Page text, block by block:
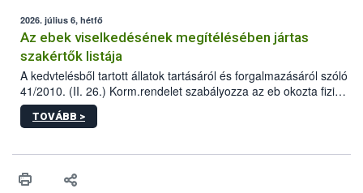
2026. július 6, hétfő
Az ebek viselkedésének megítélésében jártas
szakértők listája
A kedvtelésből tartott állatok tartásáról és forgalmazásáról szóló
41/2010. (II. 26.) Korm.rendelet szabályozza az eb okozta fizikai
sérülés, illetve ennek veszélye keletkezésekor felmerülő
hatósági feladatokat, valamint a veszélyes eb tartását és annak
vonni az ebek viselkedésének megítélésében jártas szakértőt.
TOVÁBB >